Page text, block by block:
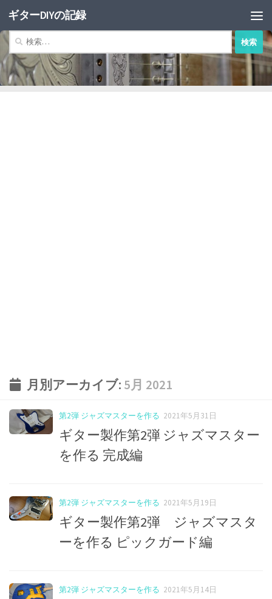
コンテンツへスキップ
ギターDIYの記録
索:
月別アーカイブ: 5月 2021
第2弾 ジャズマスターを作る 2021年5月31日
ギター製作第2弾 ジャズマスター
を作る 完成編
第2弾 ジャズマスターを作る 2021年5月19日
ギター製作第2弾 ジャズマスタ
ーを作る ピックガード編
第2弾 ジャズマスターを作る 2021年5月14日